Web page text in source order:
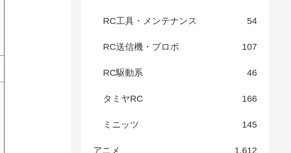
RC工具・メンテナンス 54
RC送信機・プロポ 107
RC駆動系 46
タミヤRC 166
ミニッツ 145
アニメ 1,612